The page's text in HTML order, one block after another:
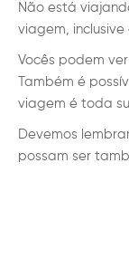
Não está
viagem,
Vocês podem
Também é
viagem é toda
Devemos
possam ser